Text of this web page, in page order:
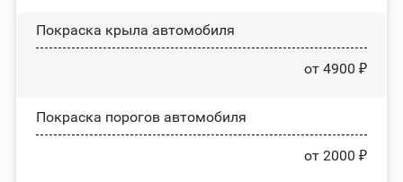
Покраска крыла автомобиля
от 4900 ₽
Покраска порогов автомобиля
от 2000 ₽